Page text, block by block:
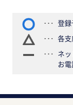
登録
各支
ネ
お電